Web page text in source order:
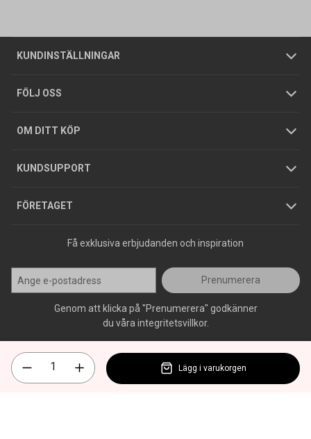
KUNDINSTÄLLNINGAR
Företagskund / Privatkund
FÖLJ OSS
OM DITT KÖP
Allmänna försäljningsvillkor
Integritetspolicy
GDPR
KUNDSUPPORT
Butiker
Foldrar och kataloger
Köpguider
Varumärken
FÖRETAGET
Om oss
Tjänster
Hållbarhet
Jobba hos oss
Press
Få exklusiva erbjudanden och inspiration
Prenumerera
Genom att klicka på "Prenumerera" godkänner
du våra integritetsvillkor.
Lägg i varukorgen